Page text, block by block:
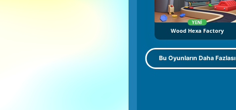
YENI
Wood Hexa Factory
Bu Oyunların Daha Fazlası